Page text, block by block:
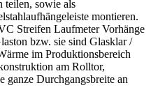
teilen, sowie als
montieren.
Streifen Laufmeter Vorhänge
bzw. sie sind Glasklar /
im Produktionsbereich
am Rolltor,
ganze Durchgangsbreite an